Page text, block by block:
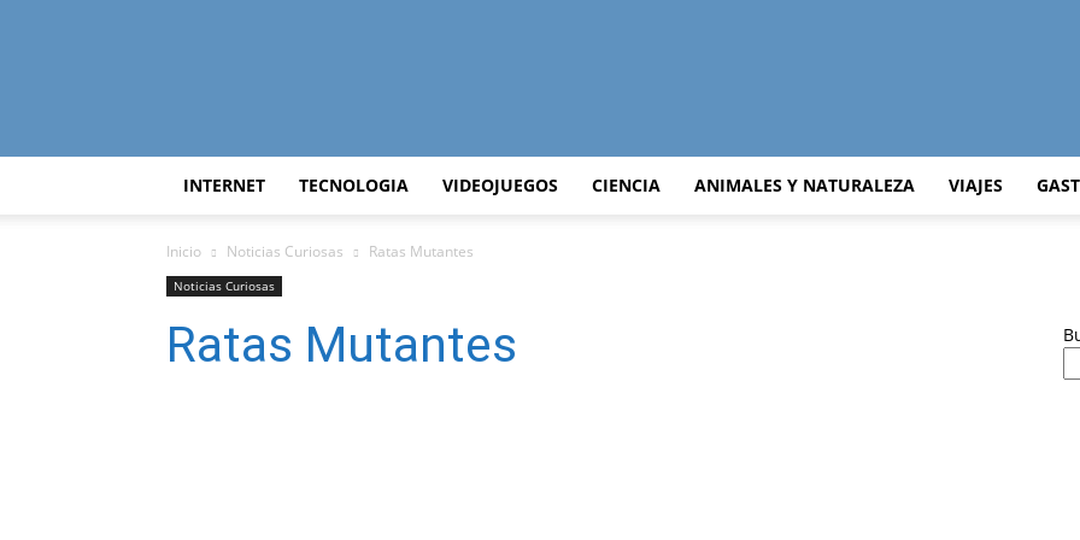
Curiosidades
INTERNET TECNOLOGIA VIDEOJUEGOS CIENCIA ANIMALES Y NATURALEZA VIAJES
Inicio Noticias Curiosas Ratas Mutantes
Noticias Curiosas
Ratas Mutantes